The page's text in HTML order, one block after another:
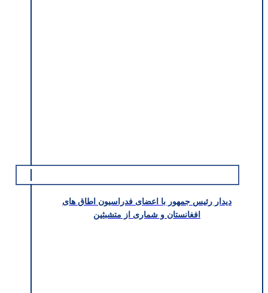
دیدار رئیس جمهور با اعضای فدراسیون اطاق های
افغانستان و شماری از متشبثین